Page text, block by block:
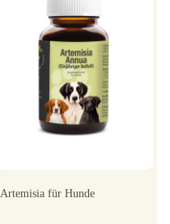
Artemisia für Hunde